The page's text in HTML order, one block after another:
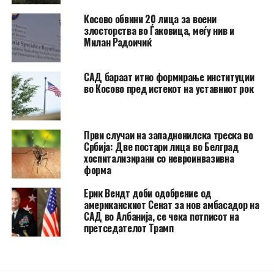
Косово обвини 20 лица за воени
злосторства во Ѓаковица, меѓу нив и
Милан Радоичиќ
САД бараат итно формирање институции
во Косово пред истекот на уставниот рок
Први случаи на западнонилска треска во
Србија: Две постари лица во Белград
хоспитализирани со невроинвазивна
форма
Ерик Вендт доби одобрение од
американскиот Сенат за нов амбасадор на
САД во Албанија, се чека потписот на
претседателот Трамп